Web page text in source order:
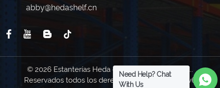
abby@hedashelf.cn
© 2026 Estanterías Heda de Guangzhou Co., Ltd..
Reservados todos los derechos . | Soporta red IPv6
Need Help? Chat
With Us